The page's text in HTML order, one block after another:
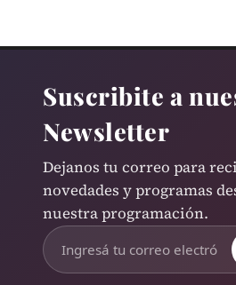
Suscribite a
Newsletter
Dejanos tu correo para
novedades y programas
nuestra programación.